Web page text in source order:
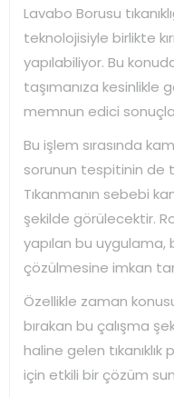
Lavabo Borusu
teknolojisiyle birlikte
yapılabiliyor. Bu
taşımanıza kesinlikle
memnun edici
Bu işlem sırasında
sorunun tespitinin de
Tıkanmanın sebebi
şekilde görülecektir.
yapılan bu
çözülmesine imkan
Özellikle zaman
bırakan bu çalışma
haline gelen
için etkili bir çözüm